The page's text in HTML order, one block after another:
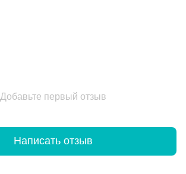
Добавьте первый отзыв
Написать отзыв